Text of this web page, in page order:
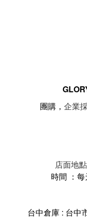
團購， 企業
店面地
時間 ：
台中倉庫 : 台中